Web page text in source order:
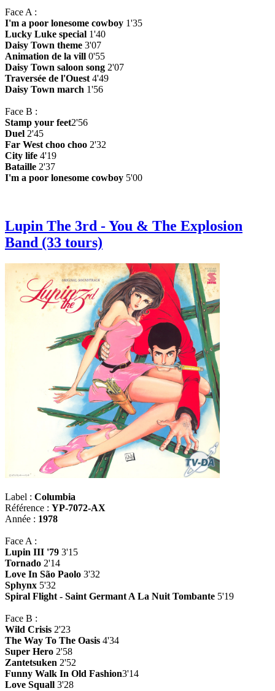
Face A :
I'm a poor lonesome cowboy 1'35
Lucky Luke special 1'40
Daisy Town theme 3'07
Animation de la vill 0'55
Daisy Town saloon song 2'07
Traversée de l'Ouest 4'49
Daisy Town march 1'56
Face B :
Stamp your feet2'56
Duel 2'45
Far West choo choo 2'32
City life 4'19
Bataille 2'37
I'm a poor lonesome cowboy 5'00
Lupin The 3rd - You & The Explosion
Band (33 tours)
Label : Columbia
Référence : YP-7072-AX
Année : 1978
Face A :
Lupin III '79 3'15
Tornado 2'14
Love In São Paolo 3'32
Sphynx 5'32
Spiral Flight - Saint Germant A La Nuit Tombante 5'19
Face B :
Wild Crisis 2'23
The Way To The Oasis 4'34
Super Hero 2'58
Zantetsuken 2'52
Funny Walk In Old Fashion3'14
Love Squall 3'28